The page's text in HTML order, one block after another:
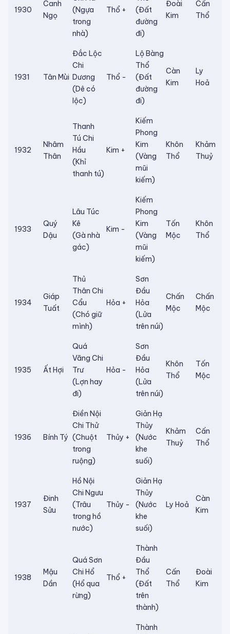
1930
Canh
Ngọ
(Ngựa
trong
nhà)
Thổ +
(Đất
đường
đi)
Đoài
Kim
Cấn
Thổ
1931 Tân Mùi
Đắc Lộc
Chi
Dương
(Dê có
lộc)
Thổ -
Lộ Bàng
Thổ
(Đất
đường
đi)
Càn
Kim
Ly
Hoả
1932
Nhâm
Thân
Thanh
Tú Chi
Hầu
(Khỉ
thanh tú)
Kim +
Kiếm
Phong
Kim
(Vàng
mũi
kiếm)
Khôn
Thổ
Khảm
Thuỷ
1933
Quý
Dậu
Lâu Túc
Kê
(Gà nhà
gác)
Kim -
Kiếm
Phong
Kim
(Vàng
mũi
kiếm)
Tốn
Mộc
Khôn
Thổ
1934
Giáp
Tuất
Thủ
Thân Chi
Cẩu
(Chó giữ
mình)
Hỏa +
Sơn
Đầu
Hỏa
(Lửa
trên núi)
Chấn
Mộc
Chấn
Mộc
1935 Ất Hợi
Quá
Vãng Chi
Trư
(Lợn hay
đi)
Hỏa -
Sơn
Đầu
Hỏa
(Lửa
trên núi)
Khôn
Thổ
Tốn
Mộc
1936 Bính Tý
Điền Nội
Chi Thử
(Chuột
trong
ruộng)
Thủy +
Giản Hạ
Thủy
(Nước
khe
suối)
Khảm
Thuỷ
Cấn
Thổ
1937
Đinh
Sửu
Hồ Nội
Chi Ngưu
(Trâu
trong hồ
nước)
Thủy -
Giản Hạ
Thủy
(Nước
khe
suối)
Ly Hoả
Càn
Kim
1938
Mậu
Dần
Quá Sơn
Chi Hổ
(Hổ qua
rừng)
Thổ +
Thành
Đầu
Thổ
(Đất
trên
thành)
Cấn
Thổ
Đoài
Kim
Thành